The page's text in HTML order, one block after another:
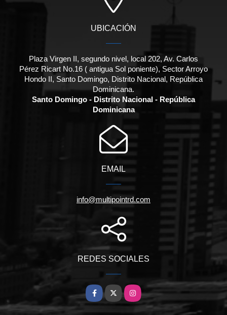
UBICACIÓN
Plaza Virgen II, segundo nivel, local 202, Av. Carlos
Pérez Ricart No.16 ( antigua Sol poniente), Sector Arroyo
Hondo II, Santo Domingo, Distrito Nacional, República
Dominicana.
Santo Domingo - Distrito Nacional - República
Dominicana
EMAIL
info@multipointrd.com
REDES SOCIALES
Facebook
X Instagram